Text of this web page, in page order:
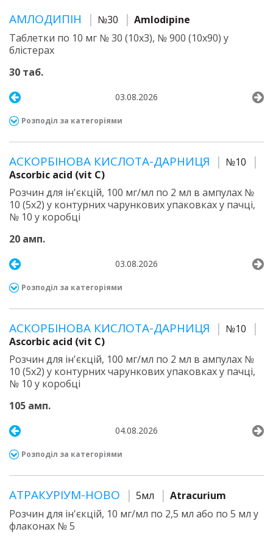
АМЛОДИПІН №30
Amlodipine
Таблетки по 10 мг № 30 (10х3), № 900 (10х90) у
блістерах
30 таб.
03.08.2026
Розподіл за категоріями
АСКОРБІНОВА КИСЛОТА-ДАРНИЦЯ
№10
Ascorbic acid (vit C)
Розчин для ін'єкцій, 100 мг/мл по 2 мл в ампулах №
10 (5х2) у контурних чарункових упаковках у пачці,
№ 10 у коробці
20 амп.
03.08.2026
Розподіл за категоріями
АСКОРБІНОВА КИСЛОТА-ДАРНИЦЯ
№10
Ascorbic acid (vit C)
Розчин для ін'єкцій, 100 мг/мл по 2 мл в ампулах №
10 (5х2) у контурних чарункових упаковках у пачці,
№ 10 у коробці
105 амп.
04.08.2026
Розподіл за категоріями
АТРАКУРІУМ-НОВО 5мл
Atracurium
Розчин для ін'єкцій, 10 мг/мл по 2,5 мл або по 5 мл у
флаконах № 5